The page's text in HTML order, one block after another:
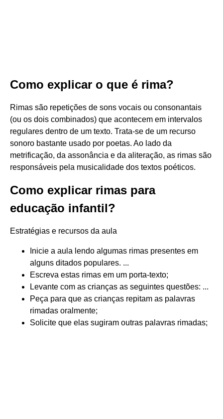
Como explicar o que é rima?
Rimas são repetições de sons vocais ou consonantais
(ou os dois combinados) que acontecem em intervalos
regulares dentro de um texto. Trata-se de um recurso
sonoro bastante usado por poetas. Ao lado da
metrificação, da assonância e da aliteração, as rimas são
responsáveis pela musicalidade dos textos poéticos.
Como explicar rimas para
educação infantil?
Estratégias e recursos da aula
Inicie a aula lendo algumas rimas presentes em
alguns ditados populares. ...
Escreva estas rimas em um porta-texto;
Levante com as crianças as seguintes questões: ...
Peça para que as crianças repitam as palavras
rimadas oralmente;
Solicite que elas sugiram outras palavras rimadas;